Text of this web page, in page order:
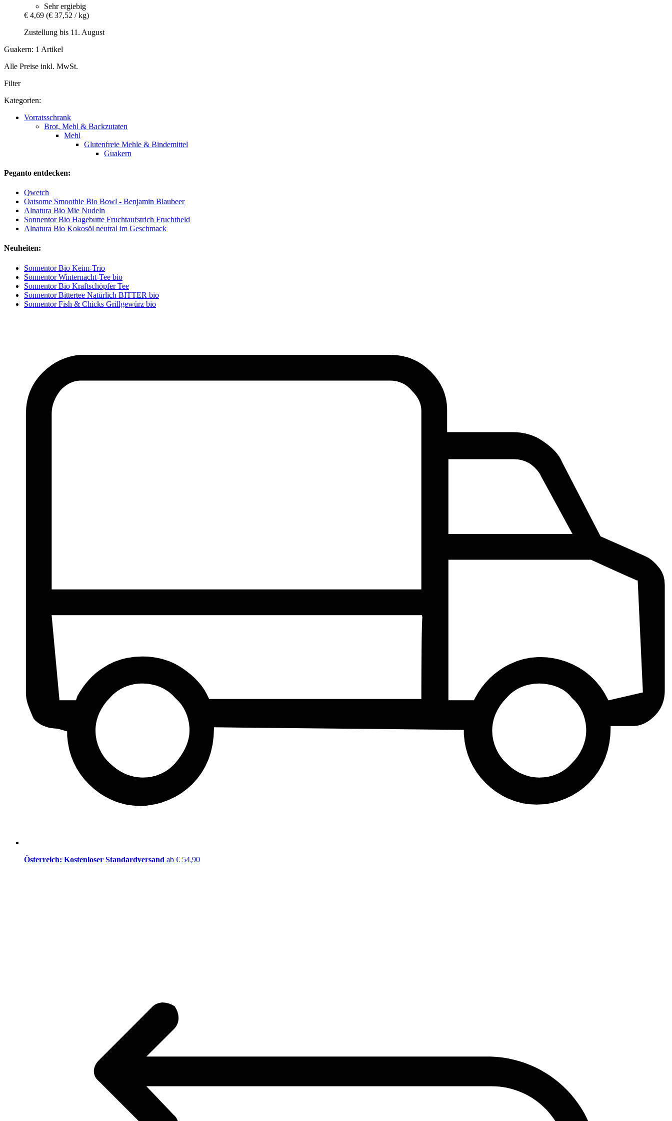
Sehr ergiebig
€ 4,69 (€ 37,52 / kg)
Zustellung bis 11. August
Guakern: 1 Artikel
Alle Preise inkl. MwSt.
Filter
Kategorien:
Vorratsschrank
Brot, Mehl & Backzutaten
Mehl
Glutenfreie Mehle & Bindemittel
Guakern
Peganto entdecken:
Qwetch
Oatsome Smoothie Bio Bowl - Benjamin Blaubeer
Alnatura Bio Mie Nudeln
Sonnentor Bio Hagebutte Fruchtaufstrich Fruchtheld
Alnatura Bio Kokosöl neutral im Geschmack
Neuheiten:
Sonnentor Bio Keim-Trio
Sonnentor Winternacht-Tee bio
Sonnentor Bio Kraftschöpfer Tee
Sonnentor Bittertee Natürlich BITTER bio
Sonnentor Fish & Chicks Grillgewürz bio
Österreich: Kostenloser Standardversand ab € 54,90